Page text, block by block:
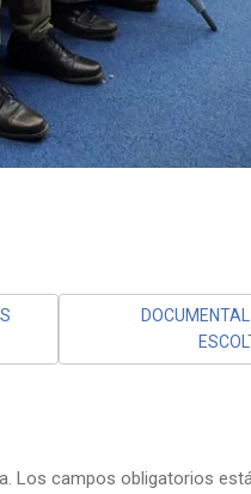
Los campos obligatorios